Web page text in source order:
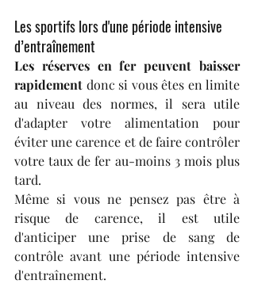
Les sportifs lors d'une période intensive
d’entraînement
Les réserves en fer peuvent baisser
rapidement donc si vous êtes en limite
au niveau des normes, il sera utile
d'adapter votre alimentation pour
éviter une carence et de faire contrôler
votre taux de fer au-moins 3 mois plus
tard.
Même si vous ne pensez pas être à
risque de carence, il est utile
d'anticiper une prise de sang de
contrôle avant une période intensive
d'entraînement.